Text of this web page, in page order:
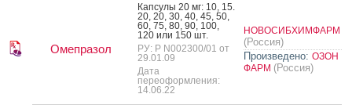
Омепразол
Кап­су­лы 20 мг: 10, 15.
20, 20, 30, 40, 45, 50,
60, 75, 80, 90, 100,
120 или 150 шт.
РУ: Р N002300/01 от
29.01.09
Дата
переоформления:
14.06.22
НОВОСИБХИМФАРМ
(Россия)
Произведено: ОЗОН
ФАРМ (Россия)